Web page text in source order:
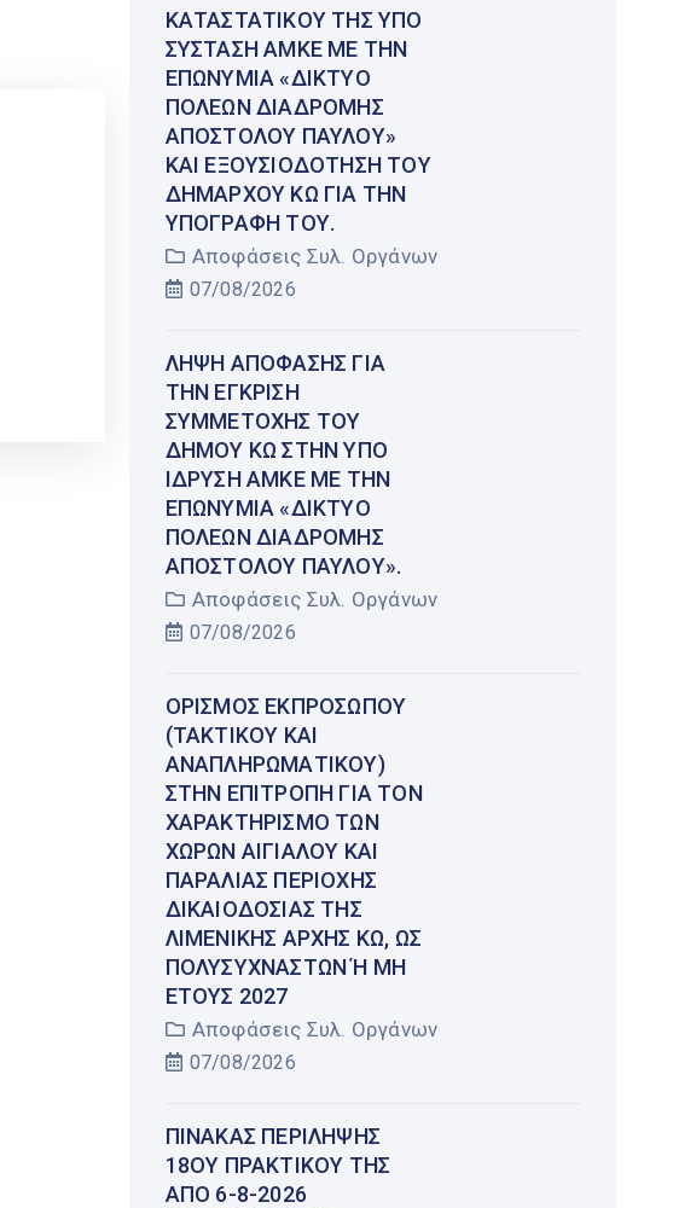
ΚΑΤΑΣΤΑΤΙΚΟΎ ΤΗΣ ΥΠΌ
ΣΎΣΤΑΣΗ ΑΜΚΕ ΜΕ ΤΗΝ
ΕΠΩΝΥΜΊΑ «ΔΊΚΤΥΟ
ΠΌΛΕΩΝ ΔΙΑΔΡΟΜΉΣ
ΑΠΟΣΤΌΛΟΥ ΠΑΎΛΟΥ»
ΚΑΙ ΕΞΟΥΣΙΟΔΌΤΗΣΗ ΤΟΥ
ΔΗΜΆΡΧΟΥ ΚΩ ΓΙΑ ΤΗΝ
ΥΠΟΓΡΑΦΉ ΤΟΥ.
Αποφάσεις Συλ. Οργάνων
07/08/2026
ΛΉΨΗ ΑΠΌΦΑΣΗΣ ΓΙΑ
ΤΗΝ ΈΓΚΡΙΣΗ
ΣΥΜΜΕΤΟΧΉΣ ΤΟΥ
ΔΉΜΟΥ ΚΩ ΣΤΗΝ ΥΠΌ
ΊΔΡΥΣΗ ΑΜΚΕ ΜΕ ΤΗΝ
ΕΠΩΝΥΜΊΑ «ΔΊΚΤΥΟ
ΠΌΛΕΩΝ ΔΙΑΔΡΟΜΉΣ
ΑΠΟΣΤΌΛΟΥ ΠΑΎΛΟΥ».
Αποφάσεις Συλ. Οργάνων
07/08/2026
ΟΡΙΣΜΌΣ ΕΚΠΡΟΣΏΠΟΥ
(ΤΑΚΤΙΚΟΎ ΚΑΙ
ΑΝΑΠΛΗΡΩΜΑΤΙΚΟΎ)
ΣΤΗΝ ΕΠΙΤΡΟΠΉ ΓΙΑ ΤΟΝ
ΧΑΡΑΚΤΗΡΙΣΜΌ ΤΩΝ
ΧΏΡΩΝ ΑΙΓΙΑΛΟΎ ΚΑΙ
ΠΑΡΑΛΊΑΣ ΠΕΡΙΟΧΉΣ
ΔΙΚΑΙΟΔΟΣΊΑΣ ΤΗΣ
ΛΙΜΕΝΙΚΉΣ ΑΡΧΉΣ ΚΩ, ΩΣ
ΠΟΛΥΣΎΧΝΑΣΤΩΝ Ή ΜΗ Έ
ΤΟΥΣ 2027
Αποφάσεις Συλ. Οργάνων
07/08/2026
ΠΊΝΑΚΑΣ ΠΕΡΊΛΗΨΗΣ
18ΟΥ ΠΡΑΚΤΙΚΟΎ ΤΗΣ
ΑΠΌ 6-8-2026